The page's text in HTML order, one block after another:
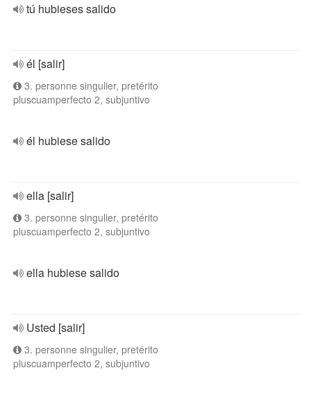
tú hubieses salido
él [salir]
3. personne singulier, pretérito
pluscuamperfecto 2, subjuntivo
él hubiese salido
ella [salir]
3. personne singulier, pretérito
pluscuamperfecto 2, subjuntivo
ella hubiese salido
Usted [salir]
3. personne singulier, pretérito
pluscuamperfecto 2, subjuntivo